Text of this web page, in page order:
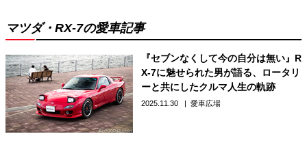
マツダ・RX-7の愛車記事
『セブンなくして今の自分は無い』R
X-7に魅せられた男が語る、ロータリ
ーと共にしたクルマ人生の軌跡
2025.11.30 愛車広場